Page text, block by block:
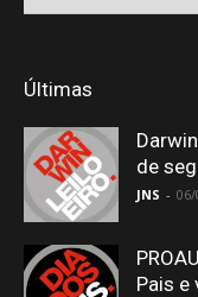
Últimas
de
JNS - 06/
Pais e